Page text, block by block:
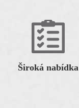
Široká nabídka